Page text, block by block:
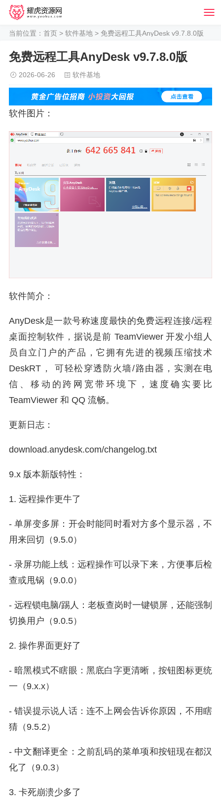
当前位置： 首页 > 软件基地 > 免费远程工具AnyDesk v9.7.8.0版
免费远程工具AnyDesk v9.7.8.0版
2026-06-26 软件基地
软件图片：
软件简介：
AnyDesk是一款号称速度最快的免费远程连接/远程
桌面控制软件，据说是前 TeamViewer 开发小组人
员自立门户的产品，它拥有先进的视频压缩技术
DeskRT， 可轻松穿透防火墙/路由器，实测在电
信、移动的跨网宽带环境下，速度确实要比
TeamViewer 和 QQ 流畅。
更新日志：
download.anydesk.com/changelog.txt
9.x 版本新版特性：
1. 远程操作更牛了
- 单屏变多屏：开会时能同时看对方多个显示器，不
用来回切（9.5.0）
- 录屏功能上线：远程操作可以录下来，方便事后检
查或甩锅（9.0.0）
- 远程锁电脑/踢人：老板查岗时一键锁屏，还能强制
切换用户（9.0.5）
2. 操作界面更好了
- 暗黑模式不瞎眼：黑底白字更清晰，按钮图标更统
一（9.x.x）
- 错误提示说人话：连不上网会告诉你原因，不用瞎
猜（9.5.2）
- 中文翻译更全：之前乱码的菜单项和按钮现在都汉
化了（9.0.3）
3. 卡死崩溃少多了